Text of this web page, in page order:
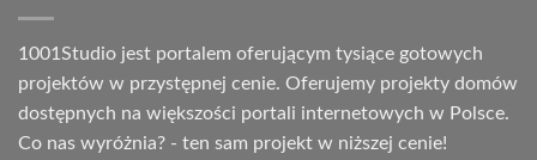
1001Studio jest portalem oferującym tysiące gotowych
projektów w przystępnej cenie. Oferujemy projekty domów
dostępnych na większości portali internetowych w Polsce.
Co nas wyróżnia? - ten sam projekt w niższej cenie!